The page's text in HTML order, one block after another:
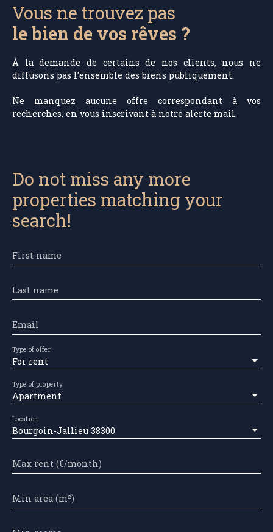
Vous ne trouvez pas
le bien de vos rêves ?
À la demande de certains de nos clients, nous ne
diffusons pas l'ensemble des biens publiquement.
Ne manquez aucune offre correspondant à vos
recherches, en vous inscrivant à notre alerte mail.
Do not miss any more
properties matching your
search!
First name
Last name
Email
For rent
Type of offer
Apartment
Type of property
Bourgoin-Jallieu 38300
Location
Max rent (€/month)
Min area (m²)